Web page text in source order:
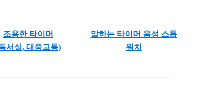
조용한 타이머
서실, 대중교통)
말하는 타이머 음성 스톱
워치